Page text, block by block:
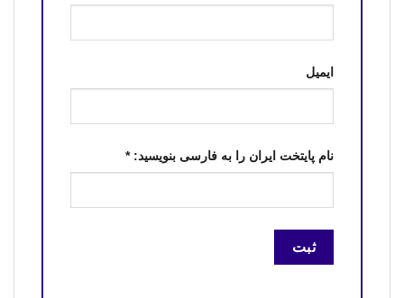
ایمیل
نام پایتخت ایران را به فارسی بنویسید:*